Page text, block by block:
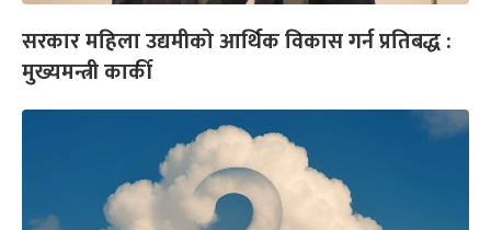
सरकार महिला उद्यमीको आर्थिक विकास गर्न प्रतिबद्ध :
मुख्यमन्त्री कार्की